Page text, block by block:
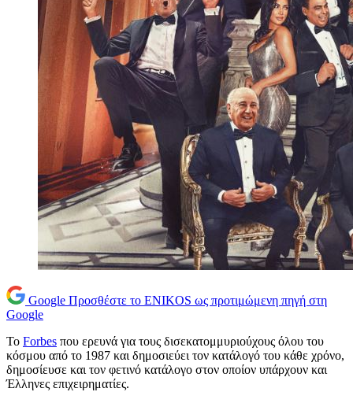
Google Προσθέστε το ENIKOS ως προτιμώμενη πηγή στη
Google
Το Forbes που ερευνά για τους δισεκατομμυριούχους όλου του
κόσμου από το 1987 και δημοσιεύει τον κατάλογό του κάθε χρόνο,
δημοσίευσε και τον φετινό κατάλογο στον οποίον υπάρχουν και
Έλληνες επιχειρηματίες.